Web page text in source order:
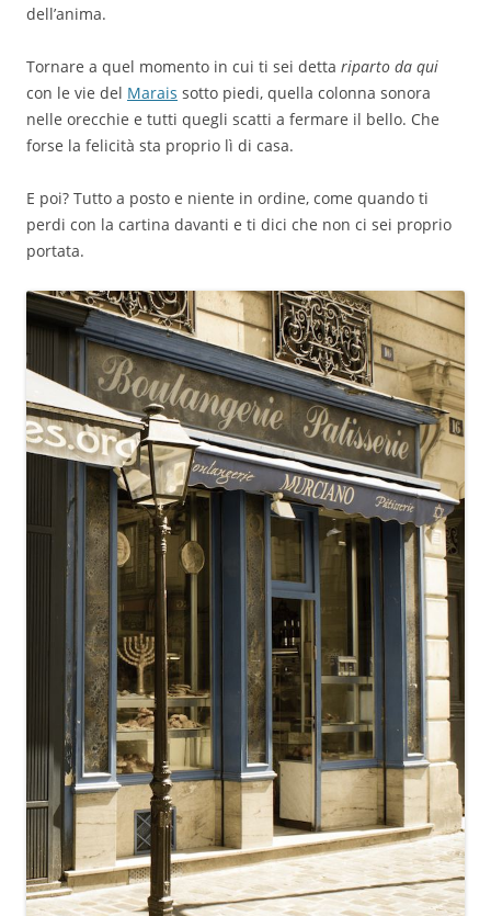
dell’anima.
Tornare a quel momento in cui ti sei detta riparto da qui
con le vie del Marais sotto piedi, quella colonna sonora
nelle orecchie e tutti quegli scatti a fermare il bello. Che
forse la felicità sta proprio lì di casa.
E poi? Tutto a posto e niente in ordine, come quando ti
perdi con la cartina davanti e ti dici che non ci sei proprio
portata.